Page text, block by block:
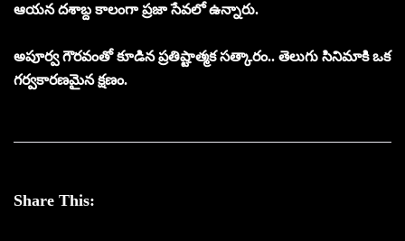
ఆయన దశాబ్ద కాలంగా ప్రజా సేవలో ఉన్నారు.
అపూర్వ గౌరవంతో కూడిన ప్రతిష్టాత్మక సత్కారం.. తెలుగు సినిమాకి ఒక
గర్వకారణమైన క్షణం.
Share This: